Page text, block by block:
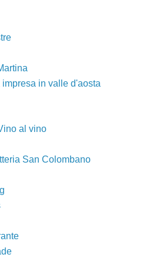
in valle d'aosta
al vino
San Colombano